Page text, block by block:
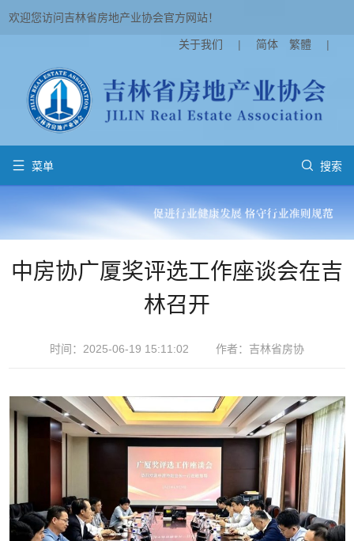
欢迎您访问吉林省房地产业协会官方网站！
关于我们 | 简体 繁體 |
 菜单  搜索
中房协广厦奖评选工作座谈会在吉
林召开
时间：2025-06-19 15:11:02 作者：吉林省房协